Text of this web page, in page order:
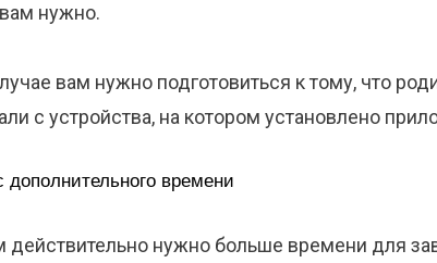
нужно.
вам нужно подготовиться к тому, что
с устройства, на котором установлено
дополнительного времени
действительно нужно больше времени для